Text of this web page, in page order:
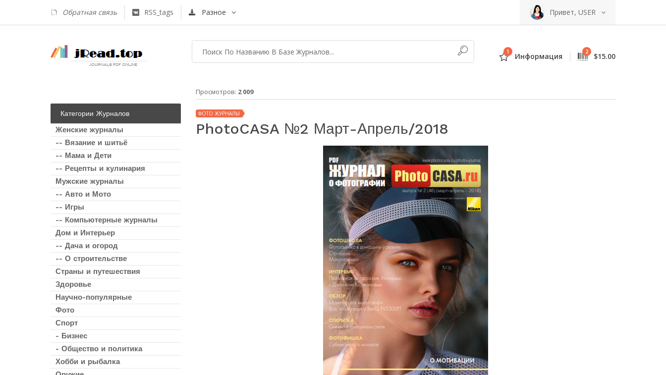
Обратная связь RSS_tags Разное Привет, USER
1 Информация 2 $15.00
Категории Журналов
Женские журналы
-- Вязание и шитьё
-- Мама и Дети
-- Рецепты и кулинария
Мужские журналы
-- Авто и Мото
-- Игры
-- Компьютерные журналы
Дом и Интерьер
-- Дача и огород
-- О строительстве
Страны и путешествия
Здоровье
Научно-популярные
Фото
Спорт
- Бизнес
- Общество и политика
Хобби и рыбалка
Просмотров: 2 009
ФОТО ЖУРНАЛЫ
PhotoCASA №2 Март-Апрель/2018